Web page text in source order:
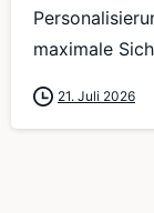
maximale
21. Juli 2026